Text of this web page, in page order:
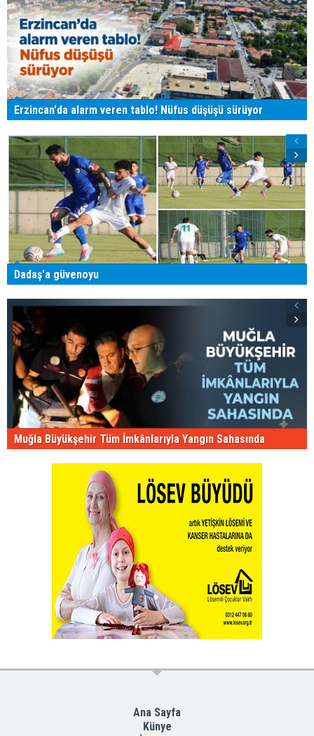
Erzincan'da alarm veren tablo! Nüfus düşüşü sürüyor
Dadaş'a güvenoyu
Muğla Büyükşehir Tüm İmkânlarıyla Yangın Sahasında
Ana Sayfa
Künye